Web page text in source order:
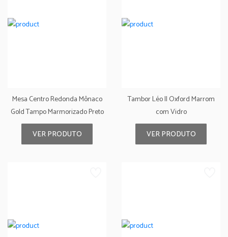
Mesa Centro Redonda Mônaco
Gold Tampo Marmorizado Preto
VER PRODUTO
Tambor Léo II Oxford Marrom
com Vidro
VER PRODUTO